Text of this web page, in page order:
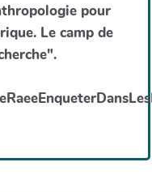
pour
Le camp de